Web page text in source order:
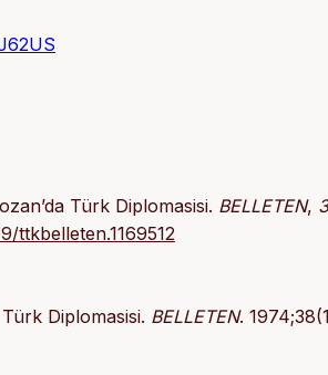
Türk Diplomasisi. BELLETEN,
ttkbelleten.1169512
Diplomasisi. BELLETEN.